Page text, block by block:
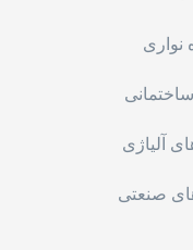
نواری
ساختمانی
آلیاژی
صنعتی